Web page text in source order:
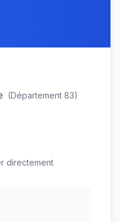
(Département 83)
directement